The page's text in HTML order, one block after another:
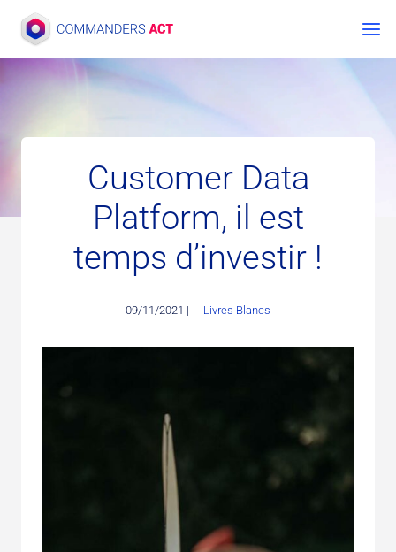
contenu
Customer Data
Platform, il est
temps d’investir !
09/11/2021 | Livres Blancs